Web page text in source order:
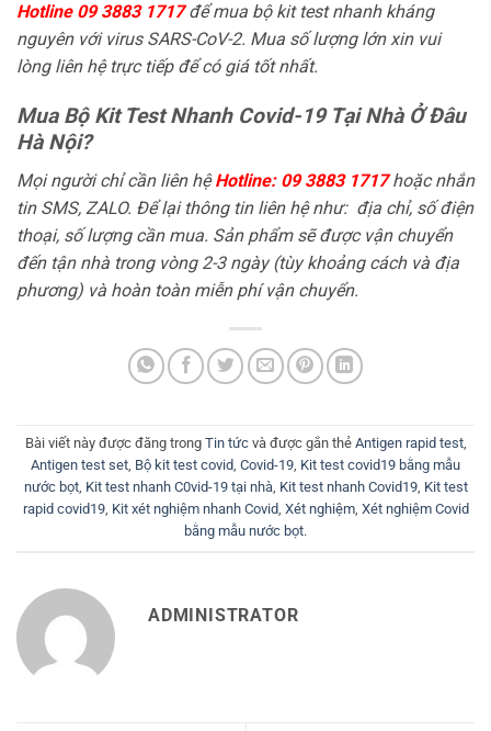
Hotline 09 3883 1717để mua bộ kit test nhanh kháng
nguyên với virus SARS-CoV-2. Mua số lượng lớn xin vui
lòng liên hệ trực tiếp để có giá tốt nhất.
Mua Bộ Kit Test Nhanh Covid-19 Tại Nhà Ở Đâu
Hà Nội?
Mọi người chỉ cần liên hệHotline: 09 3883 1717hoặc nhắn
tin SMS, ZALO. Để lại thông tin liên hệ như: địa chỉ, số điện
thoại, số lượng cần mua. Sản phẩm sẽ được vận chuyển
đến tận nhà trong vòng 2-3 ngày (tùy khoảng cách và địa
phương) và hoàn toàn miễn phí vận chuyển.
Bài viết này được đăng trong Tin tứcvà được gắn thẻ Antigen rapid test,
Antigen test set, Bộ kit test covid, Covid-19, Kit test covid19 bằng mẫu
nước bọt, Kit test nhanh C0vid-19 tại nhà, Kit test nhanh Covid19, Kit test
rapid covid19, Kit xét nghiệm nhanh Covid, Xét nghiệm, Xét nghiệm Covid
bằng mẫu nước bọt.
ADMINISTRATOR